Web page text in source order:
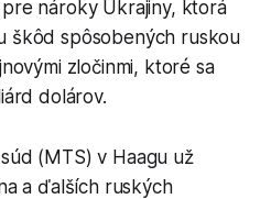
nároky Ukrajiny, ktorá
škôd spôsobených ruskou
zločinmi, ktoré sa
dolárov.
(MTS) v Haagu už
a ďalších ruských